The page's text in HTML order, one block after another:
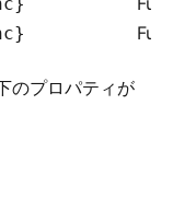
のプロパティが